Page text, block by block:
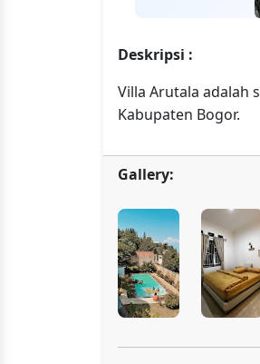
Deskripsi :
Villa Arutala adalah
Kabupaten Bogor.
Gallery: